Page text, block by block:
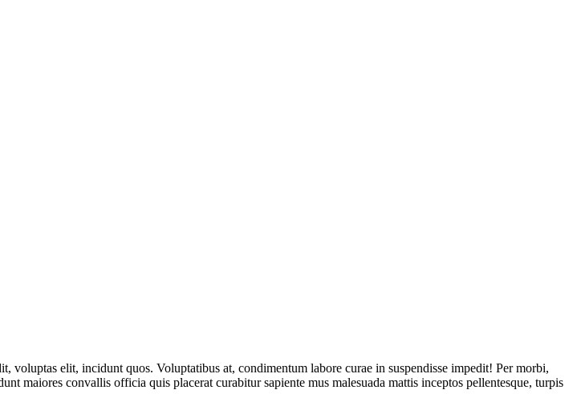
elit, incidunt quos. Voluptatibus at, condimentum labore curae in suspendisse impedit! Per morbi,
maiores convallis officia quis placerat curabitur sapiente mus malesuada mattis inceptos pellentesque, turpis